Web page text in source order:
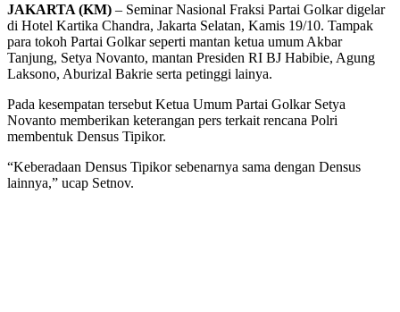
JAKARTA (KM) – Seminar Nasional Fraksi Partai Golkar digelar
di Hotel Kartika Chandra, Jakarta Selatan, Kamis 19/10. Tampak
para tokoh Partai Golkar seperti mantan ketua umum Akbar
Tanjung, Setya Novanto, mantan Presiden RI BJ Habibie, Agung
Laksono, Aburizal Bakrie serta petinggi lainya.
Pada kesempatan tersebut Ketua Umum Partai Golkar Setya
Novanto memberikan keterangan pers terkait rencana Polri
membentuk Densus Tipikor.
“Keberadaan Densus Tipikor sebenarnya sama dengan Densus
lainnya,” ucap Setnov.